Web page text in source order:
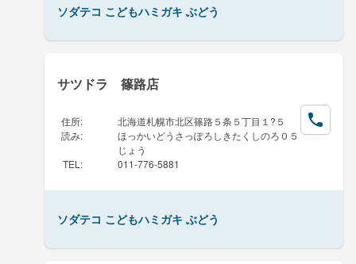
ソダテコ こどもハミガキ ぶどう
サツドラ 篠路店
住所:
北海道札幌市北区篠路５条５丁目１?５
読み:
ほっかいどうさっぽろしきたくしのろ０５
じょう
TEL : 011-776-5881
ソダテコ こどもハミガキ ぶどう